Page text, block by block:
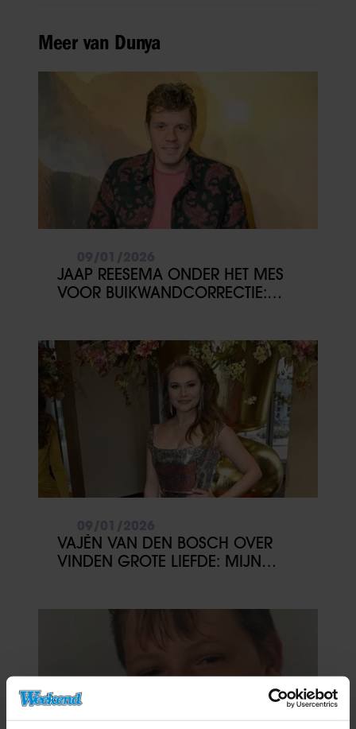
Meer van Dunya
JAAP REESEMA ONDER HET MES
VOOR BUIKWANDCORRECTIE:
VAJÈN VAN DEN BOSCH OVER
VINDEN GROTE LIEFDE: MIJN